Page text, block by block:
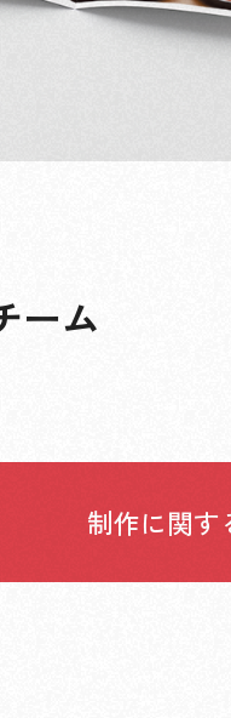
ーム
制作に関す